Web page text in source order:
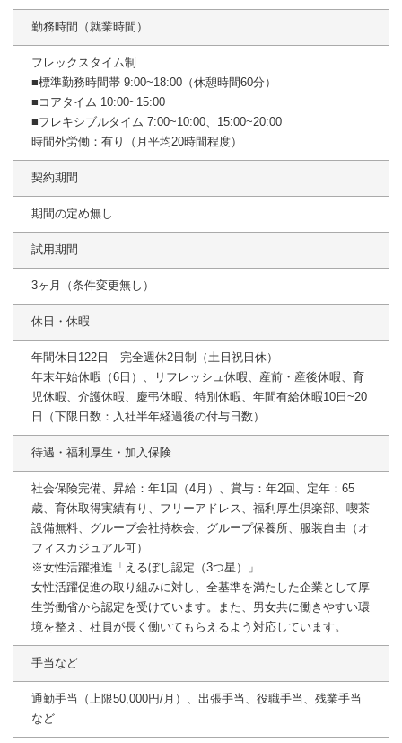
勤務時間（就業時間）
フレックスタイム制
■標準勤務時間帯 9:00~18:00（休憩時間60分）
■コアタイム 10:00~15:00
■フレキシブルタイム 7:00~10:00、15:00~20:00
時間外労働：有り（月平均20時間程度）
契約期間
期間の定め無し
試用期間
3ヶ月（条件変更無し）
休日・休暇
年間休日122日 完全週休2日制（土日祝日休）
年末年始休暇（6日）、リフレッシュ休暇、産前・産後休暇、育
児休暇、介護休暇、慶弔休暇、特別休暇、年間有給休暇10日~20
日（下限日数：入社半年経過後の付与日数）
待遇・福利厚生・加入保険
社会保険完備、昇給：年1回（4月）、賞与：年2回、定年：65
歳、育休取得実績有り、フリーアドレス、福利厚生倶楽部、喫茶
設備無料、グループ会社持株会、グループ保養所、服装自由（オ
フィスカジュアル可）
※女性活躍推進「えるぼし認定（3つ星）」
女性活躍促進の取り組みに対し、全基準を満たした企業として厚
生労働省から認定を受けています。また、男女共に働きやすい環
境を整え、社員が長く働いてもらえるよう対応しています。
手当など
通勤手当（上限50,000円/月）、出張手当、役職手当、残業手当
など